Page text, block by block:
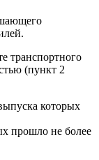
транспортного
(пункт 2
которых
прошло не более